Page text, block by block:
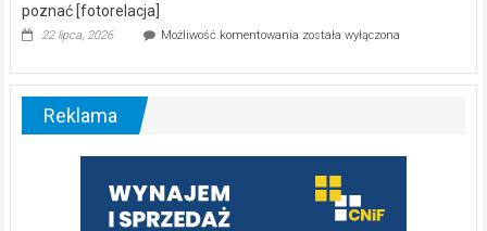
poznać [fotorelacja]
22 lipca, 2026 Możliwość komentowania Ekologiczne
–
warto
poznać
[fotorelacja]
została wyłączona
Reklama